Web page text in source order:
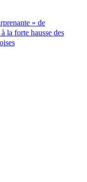
» de
la forte hausse des